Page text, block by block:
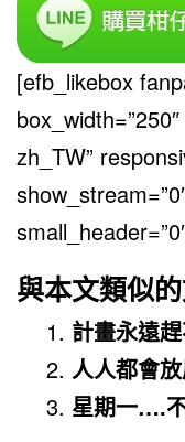
[efb_likebox
zh_TW”
與本文類似的
計畫永遠
人人都會放
星期一….